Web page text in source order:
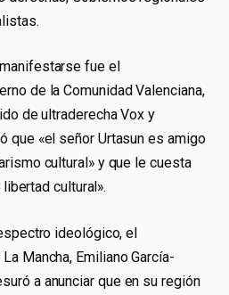
fue el
de la Comunidad Valenciana,
de ultraderecha Vox y
que «el señor Urtasun es amigo
cultural» y que le cuesta
cultural».
ideológico, el
Mancha, Emiliano García-
a anunciar que en su región